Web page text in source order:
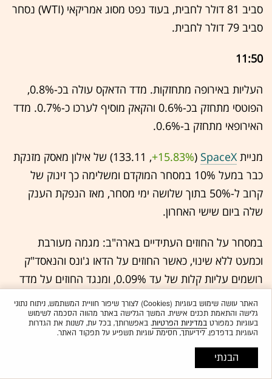
סביב 81 דולר לחבית, בעוד נפט מסוג אמריקאי (WTI) נסחר
סביב 79 דולר לחבית.
11:50
העליות באירופה מתחזקות. מדד הדאקס עולה בכ-0.8%,
הפוטסי מתחזק בכ-0.6% והקאק מוסיף לערכו כ-0.7%. מדד
האירופאי מתחזק ב-0.6%.
מניית SpaceX
(133.11 ,‎
+15.83%
‏) של אילון מאסק מזנקת
כבר במעל 10% במסחר המוקדם ומשלימה כך זינוק של
קרוב ל-50% בתוך שלושה ימי מסחר, מאז הנפקת הענק
שלה ביום שישי האחרון.
במסחר על החוזים העתידיים בארה"ב: מגמה מעורבת
וכמעט ללא שינוי, כאשר החוזים על הדאו ג'ונס והנאסד"ק
רושמים עליות קלות של עד 0.09%, ומנגד החוזים על מדד
מחירי הנפט ממשיכים במגמת הירידה מאתמול. החוזים על
האתר עושה שימוש בעוגיות (Cookies) לצורך שיפור חוויית המשתמש, ניתוח נתוני
גלישה והתאמת תכנים אישית. המשך הגלישה באתר מהווה הסכמה לשימוש
בעוגיות כמפורטבמדיניות הפרטיות. באפשרותך, בכל עת, לשנות את הגדרות
העוגיות בדפדפן. לידיעתך, חסימת עוגיות תשפיע על תפקוד האתר.
הבנתי